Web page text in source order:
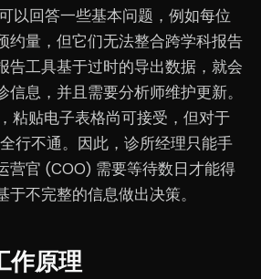
以回答一些基本问题，例如每位
约量，但它们无法整合跨学科报告
告工具基于过时的导出数据，就会
息，并且需要分析师维护更新。
粘贴电子表格尚可接受，但对于
行不通。因此，诊所经理只能手
营官 (COO) 需要等待数日才能得
不完整的信息做出决策。
作原理